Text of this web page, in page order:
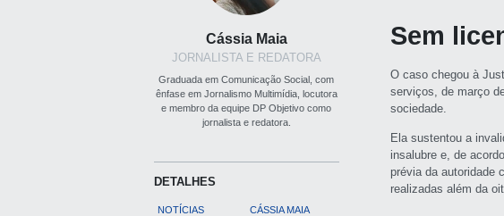
Cássia Maia
JORNALISTA E REDATORA
Graduada em Comunicação Social, com
ênfase em Jornalismo Multimídia, locutora
e membro da equipe DP Objetivo como
jornalista e redatora.
DETALHES
NOTÍCIAS
CÁSSIA MAIA
Sem
O caso chegou à
serviços, de março
sociedade.
Ela sustentou a
insalubre e, de
prévia da autoridade
realizadas além da